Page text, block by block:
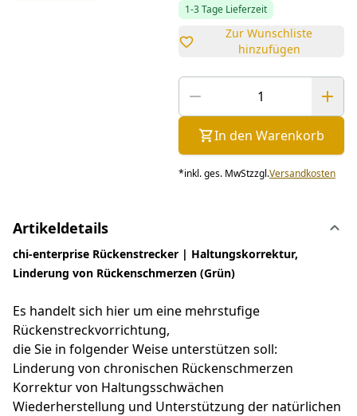
1-3 Tage Lieferzeit
Zur Wunschliste
hinzufügen
In den Warenkorb
*inkl. ges. MwStzzgl.Versandkosten
Artikeldetails
chi-enterprise Rückenstrecker | Haltungskorrektur,
Linderung von Rückenschmerzen (Grün)
Es handelt sich hier um eine mehrstufige
Rückenstreckvorrichtung,
die Sie in folgender Weise unterstützen soll:
Linderung von chronischen Rückenschmerzen
Korrektur von Haltungsschwächen
Wiederherstellung und Unterstützung der natürlichen